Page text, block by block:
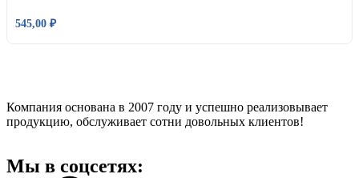
545,00 ₽
Компания основана в 2007 году и успешно реализовывает
продукцию, обслуживает сотни довольных клиентов!
Мы в соцсетях: